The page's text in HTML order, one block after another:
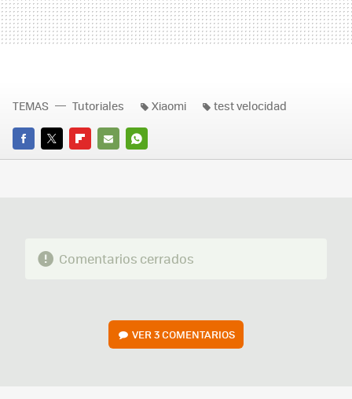
FACEBOOK
TWITTERFLIPBOARD
E-
WHATSAPP
TEMAS Tutoriales Xiaomi test velocidad
Comentarios cerrados
VER3 COMENTARIOS